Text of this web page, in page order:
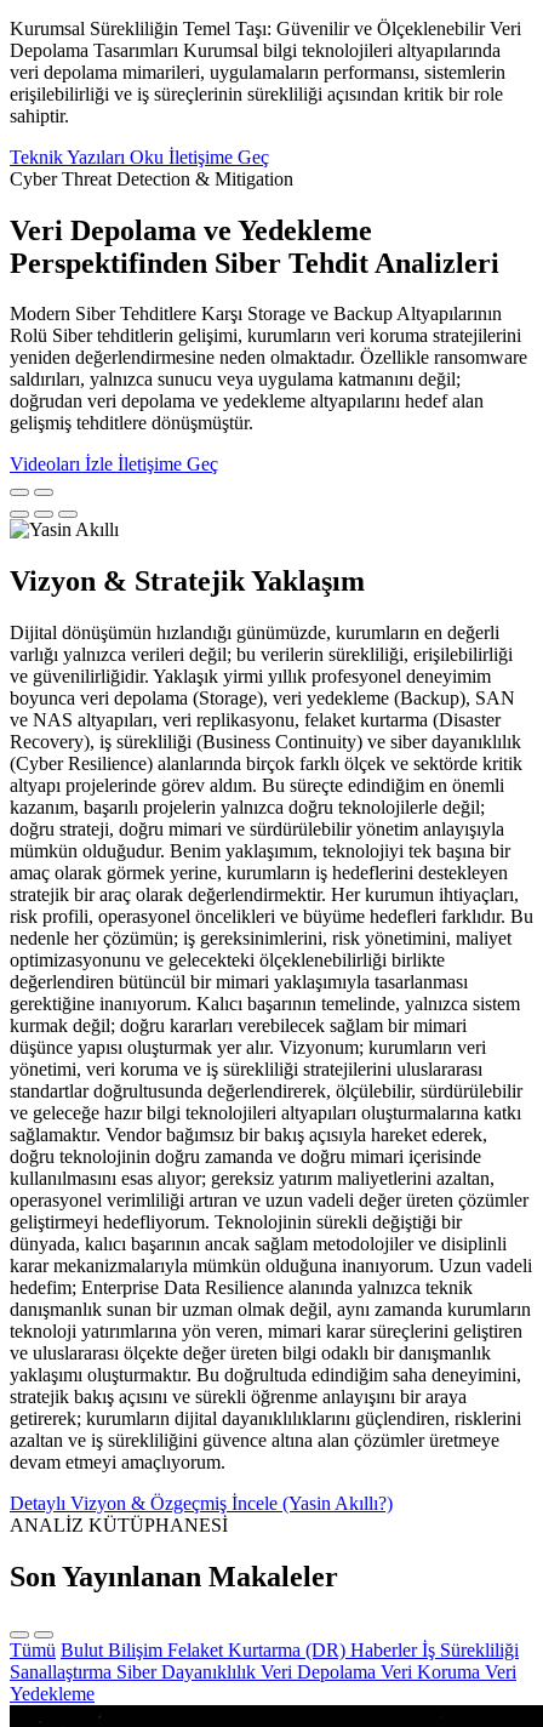
Kurumsal Sürekliliğin Temel Taşı: Güvenilir ve Ölçeklenebilir Veri
Depolama Tasarımları Kurumsal bilgi teknolojileri altyapılarında
veri depolama mimarileri, uygulamaların performansı, sistemlerin
erişilebilirliği ve iş süreçlerinin sürekliliği açısından kritik bir role
sahiptir.
Teknik Yazıları Oku İletişime Geç
Cyber Threat Detection & Mitigation
Veri Depolama ve Yedekleme
Perspektifinden Siber Tehdit Analizleri
Modern Siber Tehditlere Karşı Storage ve Backup Altyapılarının
Rolü Siber tehditlerin gelişimi, kurumların veri koruma stratejilerini
yeniden değerlendirmesine neden olmaktadır. Özellikle ransomware
saldırıları, yalnızca sunucu veya uygulama katmanını değil;
doğrudan veri depolama ve yedekleme altyapılarını hedef alan
gelişmiş tehditlere dönüşmüştür.
Videoları İzle İletişime Geç
Vizyon & Stratejik Yaklaşım
Dijital dönüşümün hızlandığı günümüzde, kurumların en değerli
varlığı yalnızca verileri değil; bu verilerin sürekliliği, erişilebilirliği
ve güvenilirliğidir. Yaklaşık yirmi yıllık profesyonel deneyimim
boyunca veri depolama (Storage), veri yedekleme (Backup), SAN
ve NAS altyapıları, veri replikasyonu, felaket kurtarma (Disaster
Recovery), iş sürekliliği (Business Continuity) ve siber dayanıklılık
(Cyber Resilience) alanlarında birçok farklı ölçek ve sektörde kritik
altyapı projelerinde görev aldım. Bu süreçte edindiğim en önemli
kazanım, başarılı projelerin yalnızca doğru teknolojilerle değil;
doğru strateji, doğru mimari ve sürdürülebilir yönetim anlayışıyla
mümkün olduğudur. Benim yaklaşımım, teknolojiyi tek başına bir
amaç olarak görmek yerine, kurumların iş hedeflerini destekleyen
stratejik bir araç olarak değerlendirmektir. Her kurumun ihtiyaçları,
risk profili, operasyonel öncelikleri ve büyüme hedefleri farklıdır. Bu
nedenle her çözümün; iş gereksinimlerini, risk yönetimini, maliyet
optimizasyonunu ve gelecekteki ölçeklenebilirliği birlikte
değerlendiren bütüncül bir mimari yaklaşımıyla tasarlanması
gerektiğine inanıyorum. Kalıcı başarının temelinde, yalnızca sistem
kurmak değil; doğru kararları verebilecek sağlam bir mimari
düşünce yapısı oluşturmak yer alır. Vizyonum; kurumların veri
yönetimi, veri koruma ve iş sürekliliği stratejilerini uluslararası
standartlar doğrultusunda değerlendirerek, ölçülebilir, sürdürülebilir
ve geleceğe hazır bilgi teknolojileri altyapıları oluşturmalarına katkı
sağlamaktır. Vendor bağımsız bir bakış açısıyla hareket ederek,
doğru teknolojinin doğru zamanda ve doğru mimari içerisinde
kullanılmasını esas alıyor; gereksiz yatırım maliyetlerini azaltan,
operasyonel verimliliği artıran ve uzun vadeli değer üreten çözümler
geliştirmeyi hedefliyorum. Teknolojinin sürekli değiştiği bir
dünyada, kalıcı başarının ancak sağlam metodolojiler ve disiplinli
karar mekanizmalarıyla mümkün olduğuna inanıyorum. Uzun vadeli
hedefim; Enterprise Data Resilience alanında yalnızca teknik
danışmanlık sunan bir uzman olmak değil, aynı zamanda kurumların
teknoloji yatırımlarına yön veren, mimari karar süreçlerini geliştiren
ve uluslararası ölçekte değer üreten bilgi odaklı bir danışmanlık
yaklaşımı oluşturmaktır. Bu doğrultuda edindiğim saha deneyimini,
stratejik bakış açısını ve sürekli öğrenme anlayışını bir araya
getirerek; kurumların dijital dayanıklılıklarını güçlendiren, risklerini
azaltan ve iş sürekliliğini güvence altına alan çözümler üretmeye
devam etmeyi amaçlıyorum.
Detaylı Vizyon & Özgeçmiş İncele (Yasin Akıllı?)
ANALİZ KÜTÜPHANESİ
Son Yayınlanan Makaleler
Tümü Bulut Bilişim Felaket Kurtarma (DR) Haberlerİş Sürekliliği
Sanallaştırma Siber Dayanıklılık Veri Depolama Veri Koruma Veri
Yedekleme